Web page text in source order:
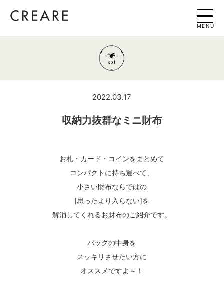
MENU
2022.03.17
収納力抜群なミニ財布
お札・カード・コインをまとめて
コンパクトに持ち運べて、
小さい財布ならではの
[思ったより入らない]を
解消してくれるお財布のご紹介です。
バッグの中身を
スッキリさせたい方に
オススメですよ～！